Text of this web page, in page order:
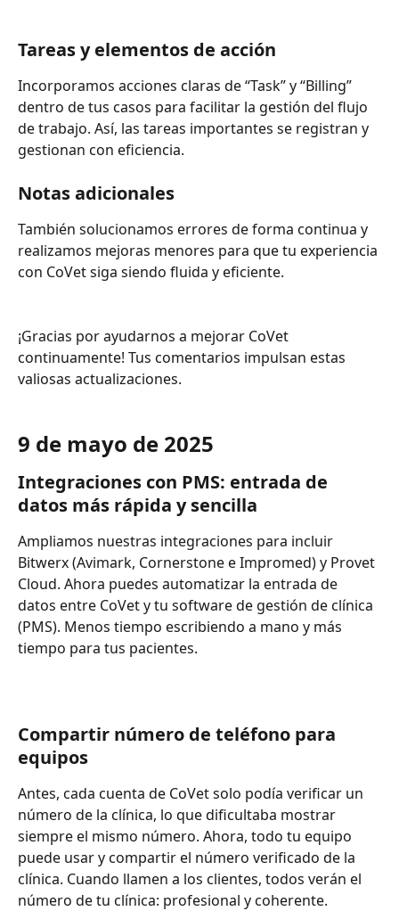
Tareas y elementos de acción
Incorporamos acciones claras de “Task” y “Billing”
dentro de tus casos para facilitar la gestión del flujo
de trabajo. Así, las tareas importantes se registran y
gestionan con eficiencia.
Notas adicionales
También solucionamos errores de forma continua y
realizamos mejoras menores para que tu experiencia
con CoVet siga siendo fluida y eficiente.
¡Gracias por ayudarnos a mejorar CoVet
continuamente! Tus comentarios impulsan estas
valiosas actualizaciones.
9 de mayo de 2025
Integraciones con PMS: entrada de
datos más rápida y sencilla
Ampliamos nuestras integraciones para incluir
Bitwerx (Avimark, Cornerstone e Impromed) y Provet
Cloud. Ahora puedes automatizar la entrada de
datos entre CoVet y tu software de gestión de clínica
(PMS). Menos tiempo escribiendo a mano y más
tiempo para tus pacientes.
Compartir número de teléfono para
equipos
Antes, cada cuenta de CoVet solo podía verificar un
número de la clínica, lo que dificultaba mostrar
siempre el mismo número. Ahora, todo tu equipo
puede usar y compartir el número verificado de la
clínica. Cuando llamen a los clientes, todos verán el
número de tu clínica: profesional y coherente.